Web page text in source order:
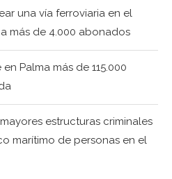
una vía ferroviaria en el
más de 4.000 abonados
Palma más de 115.000
estructuras criminales
marítimo de personas en el